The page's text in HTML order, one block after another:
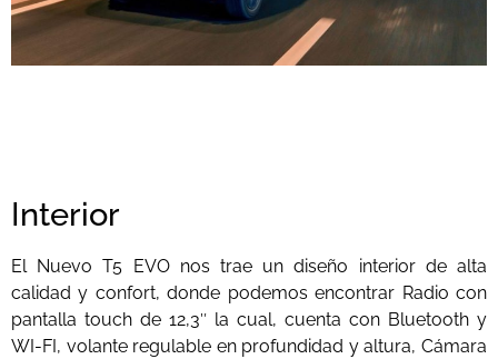
Interior
El Nuevo T5 EVO nos trae un diseño interior de alta
calidad y confort, donde podemos encontrar Radio con
pantalla touch de 12,3″ la cual, cuenta con Bluetooth y
WI-FI, volante regulable en profundidad y altura, Cámara